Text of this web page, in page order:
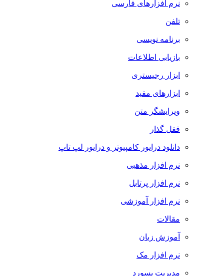
نرم افزارهای فارسی
تلفن
برنامه نویسی
بازیابی اطلاعات
ابزار رجیستری
ابزارهای مفید
ویرایشگر متن
قفل گذار
دانلود درایور کامپیوتر و درایور لپ تاپ
نرم افزار مذهبی
نرم افزار پرتابل
نرم افزار آموزشی
مقالات
آموزش زبان
نرم افزار مک
مدیریت پسورد